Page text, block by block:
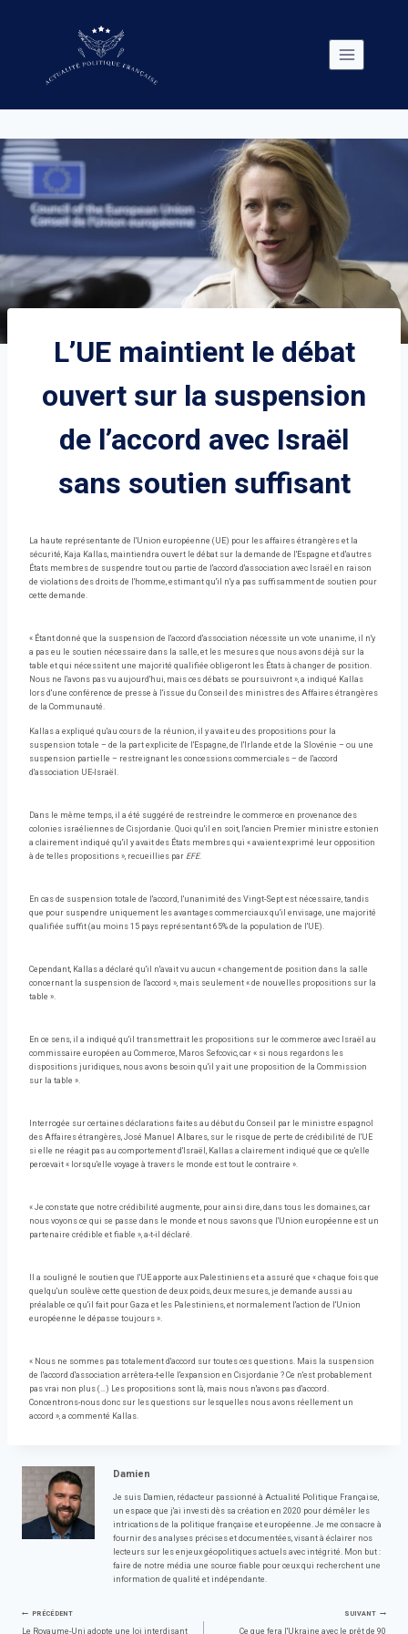
L’UE maintient le débat
ouvert sur la suspension
de l’accord avec Israël
sans soutien suffisant
La haute représentante de l'Union européenne (UE) pour les affaires étrangères et la
sécurité, Kaja Kallas, maintiendra ouvert le débat sur la demande de l'Espagne et d'autres
États membres de suspendre tout ou partie de l'accord d'association avec Israël en raison
de violations des droits de l'homme, estimant qu'il n'y a pas suffisamment de soutien pour
cette demande.
« Étant donné que la suspension de l'accord d'association nécessite un vote unanime, il n'y
a pas eu le soutien nécessaire dans la salle, et les mesures que nous avons déjà sur la
table et qui nécessitent une majorité qualifiée obligeront les États à changer de position.
Nous ne l'avons pas vu aujourd'hui, mais ces débats se poursuivront », a indiqué Kallas
lors d'une conférence de presse à l'issue du Conseil des ministres des Affaires étrangères
de la Communauté.
Kallas a expliqué qu'au cours de la réunion, il y avait eu des propositions pour la
suspension totale – de la part explicite de l'Espagne, de l'Irlande et de la Slovénie – ou une
suspension partielle – restreignant les concessions commerciales – de l'accord
d'association UE-Israël.
Dans le même temps, il a été suggéré de restreindre le commerce en provenance des
colonies israéliennes de Cisjordanie. Quoi qu'il en soit, l'ancien Premier ministre estonien
a clairement indiqué qu'il y avait des États membres qui « avaient exprimé leur opposition
à de telles propositions », recueillies par EFE.
En cas de suspension totale de l'accord, l'unanimité des Vingt-Sept est nécessaire, tandis
que pour suspendre uniquement les avantages commerciaux qu'il envisage, une majorité
qualifiée suffit (au moins 15 pays représentant 65% de la population de l'UE).
Cependant, Kallas a déclaré qu'il n'avait vu aucun « changement de position dans la salle
concernant la suspension de l'accord », mais seulement « de nouvelles propositions sur la
table ».
En ce sens, il a indiqué qu'il transmettrait les propositions sur le commerce avec Israël au
commissaire européen au Commerce, Maros Sefcovic, car « si nous regardons les
dispositions juridiques, nous avons besoin qu'il y ait une proposition de la Commission
sur la table ».
Interrogée sur certaines déclarations faites au début du Conseil par le ministre espagnol
des Affaires étrangères, José Manuel Albares, sur le risque de perte de crédibilité de l'UE
si elle ne réagit pas au comportement d'Israël, Kallas a clairement indiqué que ce qu'elle
percevait « lorsqu'elle voyage à travers le monde est tout le contraire ».
« Je constate que notre crédibilité augmente, pour ainsi dire, dans tous les domaines, car
nous voyons ce qui se passe dans le monde et nous savons que l'Union européenne est un
partenaire crédible et fiable », a-t-il déclaré.
Il a souligné le soutien que l'UE apporte aux Palestiniens et a assuré que « chaque fois que
quelqu'un soulève cette question de deux poids, deux mesures, je demande aussi au
préalable ce qu'il fait pour Gaza et les Palestiniens, et normalement l'action de l'Union
européenne le dépasse toujours ».
« Nous ne sommes pas totalement d'accord sur toutes ces questions. Mais la suspension
de l'accord d'association arrêtera-t-elle l'expansion en Cisjordanie ? Ce n'est probablement
pas vrai non plus (…) Les propositions sont là, mais nous n'avons pas d'accord.
Concentrons-nous donc sur les questions sur lesquelles nous avons réellement un
accord », a commenté Kallas.
Damien
Je suis Damien, rédacteur passionné à Actualité Politique Française,
un espace que j'ai investi dès sa création en 2020 pour démêler les
intrications de la politique française et européenne. Je me consacre à
fournir des analyses précises et documentées, visant à éclairer nos
lecteurs sur les enjeux géopolitiques actuels avec intégrité. Mon but :
faire de notre média une source fiable pour ceux qui recherchent une
information de qualité et indépendante.
Navigation
PRÉCÉDENT
Le Royaume-Uni adopte une loi interdisant
SUIVANT
Ce que fera l'Ukraine avec le prêt de 90